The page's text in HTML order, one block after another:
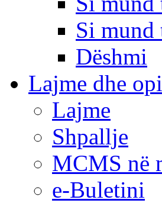
Si mund
Dëshmi
Lajme dhe
Lajme
Shpallje
MCMS në
e-Buletini